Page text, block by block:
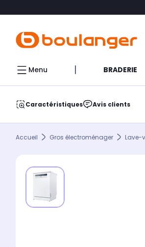
Menu BRADERIE
Caractéristiques Avis clients
Accueil Gros électroménager Lave-